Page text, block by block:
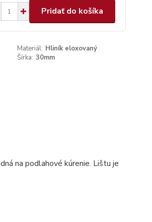
Pridať do košíka
Materiál: Hliník eloxovaný
Šírka: 30mm
na podlahové kúrenie. Lištu je